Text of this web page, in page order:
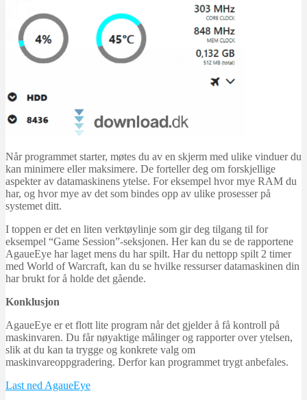
Når programmet starter, møtes du av en skjerm med ulike vinduer du
kan minimere eller maksimere. De forteller deg om forskjellige
aspekter av datamaskinens ytelse. For eksempel hvor mye RAM du
har, og hvor mye av det som bindes opp av ulike prosesser på
systemet ditt.
I toppen er det en liten verktøylinje som gir deg tilgang til for
eksempel “Game Session”-seksjonen. Her kan du se de rapportene
AgaueEye har laget mens du har spilt. Har du nettopp spilt 2 timer
med World of Warcraft, kan du se hvilke ressurser datamaskinen din
har brukt for å holde det gående.
Konklusjon
AgaueEye er et flott lite program når det gjelder å få kontroll på
maskinvaren. Du får nøyaktige målinger og rapporter over ytelsen,
slik at du kan ta trygge og konkrete valg om
maskinvareoppgradering. Derfor kan programmet trygt anbefales.
Last ned AgaueEye